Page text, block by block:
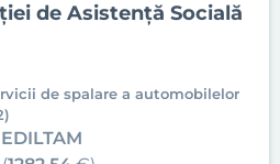
de Asistență Socială
de spalare a automobilelor